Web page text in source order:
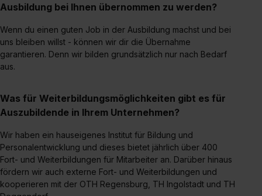
Ausbildung bei Ihnen übernommen zu werden?
Wenn du einen guten Job in der Ausbildung machst und bei
uns bleiben willst - können wir dir die Übernahme
garantieren. Denn wir bilden grundsätzlich nur nach Bedarf
aus.
Was für Weiterbildungsmöglichkeiten gibt es für
Auszubildende in Ihrem Unternehmen?
Wir haben ein hauseigenes Institut für Bildung und
Personalentwicklung und dieses bietet jährlich über 400
Fort- und Weiterbildungen für Mitarbeiter an. Darüber hinaus
fördern wir auch externe Fort- und Weiterbildungen und
kooperieren mit der OTH Regensburg, TH Ingolstadt und TH